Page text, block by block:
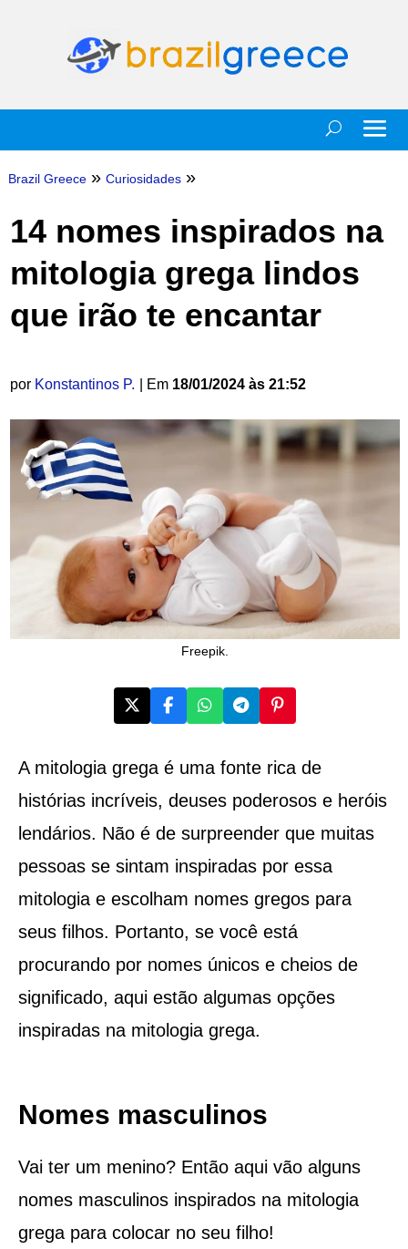
Brazil Greece » Curiosidades »
14 nomes inspirados na
mitologia grega lindos
que irão te encantar
por Konstantinos P. | Em 18/01/2024 às 21:52
Freepik.
A mitologia grega é uma fonte rica de
histórias incríveis, deuses poderosos e heróis
lendários. Não é de surpreender que muitas
pessoas se sintam inspiradas por essa
mitologia e escolham nomes gregos para
seus filhos. Portanto, se você está
procurando por nomes únicos e cheios de
significado, aqui estão algumas opções
inspiradas na mitologia grega.
Nomes masculinos
Vai ter um menino? Então aqui vão alguns
nomes masculinos inspirados na mitologia
grega para colocar no seu filho!